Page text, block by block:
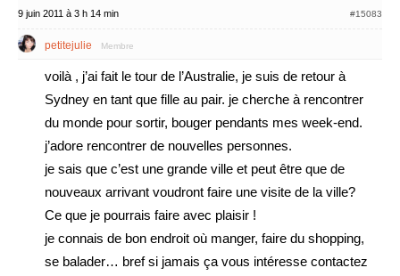
9 juin 2011 à 3 h 14 min #15083
petitejulie Membre
voilà , j’ai fait le tour de l’Australie, je suis de retour à
Sydney en tant que fille au pair. je cherche à rencontrer
du monde pour sortir, bouger pendants mes week-end.
j’adore rencontrer de nouvelles personnes.
je sais que c’est une grande ville et peut être que de
nouveaux arrivant voudront faire une visite de la ville?
Ce que je pourrais faire avec plaisir !
je connais de bon endroit où manger, faire du shopping,
se balader… bref si jamais ça vous intéresse contactez